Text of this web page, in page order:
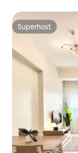
Superhost
Superhost